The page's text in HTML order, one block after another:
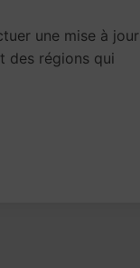
une mise à jour
des régions qui